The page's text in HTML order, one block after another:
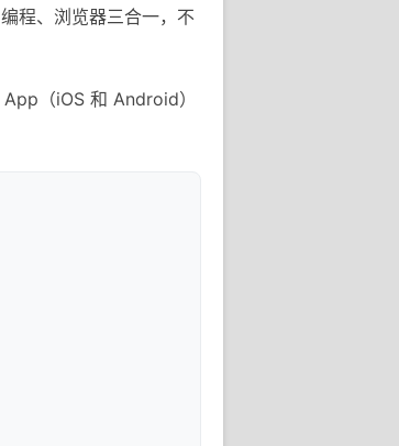
程、浏览器三合一，不
（iOS 和 Android）